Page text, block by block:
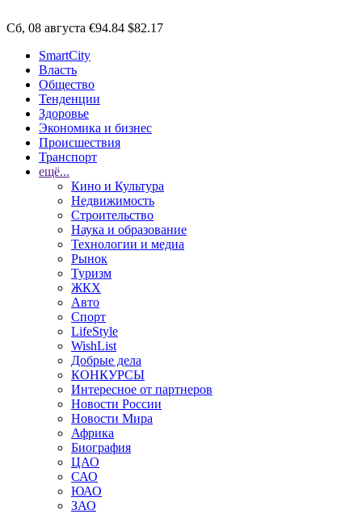
Сб, 08 августа €94.84 $82.17
SmartCity
Власть
Общество
Тенденции
Здоровье
Экономика и бизнес
Происшествия
Транспорт
ещё...
Кино и Культура
Недвижимость
Строительство
Наука и образование
Технологии и медиа
Рынок
Туризм
ЖКХ
Авто
Спорт
LifeStyle
WishList
Добрые дела
КОНКУРСЫ
Интересное от партнеров
Новости России
Новости Мира
Африка
Биография
ЦАО
САО
ЮАО
ЗАО